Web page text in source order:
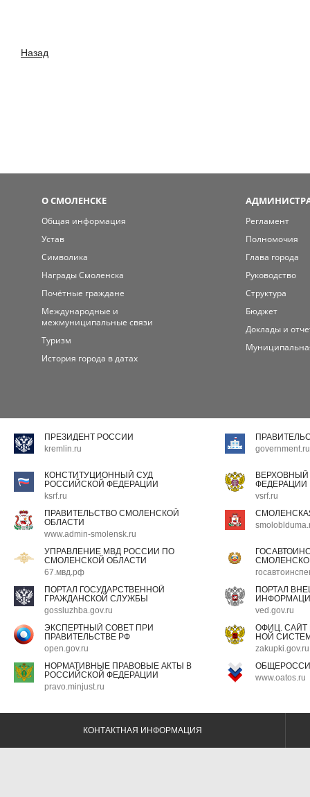
Назад
О СМОЛЕНСКЕ
Общая информация
Устав
Символика
Награды Смоленска
Почётные граждане
Международные и
межмуниципальные связи
Туризм
История города в датах
Регламент
Полномочия
Глава города
Руководство
Структура
Бюджет
Доклады и
ПРЕЗИДЕНТ РОССИИ
kremlin.ru
government.ru
КОНСТИТУЦИОННЫЙ СУД
РОССИЙСКОЙ ФЕДЕРАЦИИ
ksrf.ru
ФЕДЕРАЦИИ
vsrf.ru
ПРАВИТЕЛЬСТВО СМОЛЕНСКОЙ
ОБЛАСТИ
www.admin-smolensk.ru
УПРАВЛЕНИЕ МВД РОССИИ ПО
СМОЛЕНСКОЙ ОБЛАСТИ
67.мвд.рф
ПОРТАЛ ГОСУДАРСТВЕННОЙ
ГРАЖДАНСКОЙ СЛУЖБЫ
gossluzhba.gov.ru
ПОРТАЛ
ved.gov.ru
ЭКСПЕРТНЫЙ СОВЕТ ПРИ
ПРАВИТЕЛЬСТВЕ РФ
open.gov.ru
ОФИЦ.
НОЙ
zakupki.gov.ru
НОРМАТИВНЫЕ ПРАВОВЫЕ АКТЫ В
РОССИЙСКОЙ ФЕДЕРАЦИИ
pravo.minjust.ru
www.oatos.ru
КОНТАКТНАЯ ИНФОРМАЦИЯ